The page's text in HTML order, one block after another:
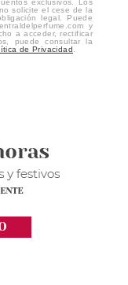
exclusivos. Los
solicite el cese de la
legal. Puede
y
a acceder, rectificar
puede consultar la
de Privacidad